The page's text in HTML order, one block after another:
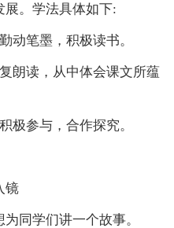
展。学法具体如下:
笔墨，积极读书。
读，从中体会课文所蕴
参与，合作探究。
镜
同学们讲一个故事。